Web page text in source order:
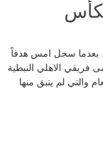
بعدما سجل امس هدفاً
فريقي الاهلي النبطية
والتي لم يتبق منها